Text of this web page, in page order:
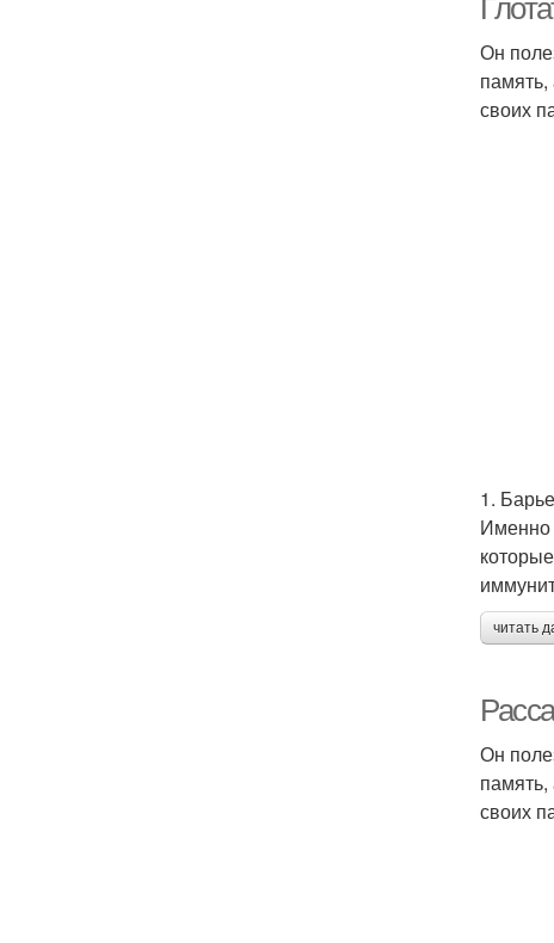
Он
память,
своих
1.
Именно
читать
Он
память,
своих